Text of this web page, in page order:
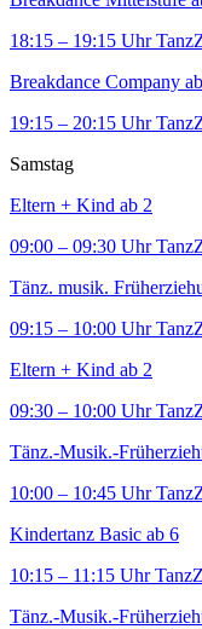
18:15 – 19:15 Uhr
Breakdance Company
19:15 – 20:15 Uhr
Samstag
Eltern + Kind ab 2
09:00 – 09:30 Uhr
Tänz. musik.
09:15 – 10:00 Uhr
Eltern + Kind ab 2
09:30 – 10:00 Uhr
Tänz.-Musik.-
10:00 – 10:45 Uhr
Kindertanz Basic ab 6
10:15 – 11:15 Uhr
Tänz.-Musik.-